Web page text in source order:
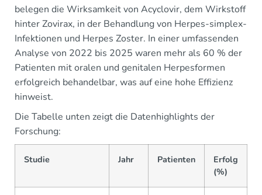
belegen die Wirksamkeit von Acyclovir, dem Wirkstoff
hinter Zovirax, in der Behandlung von Herpes-simplex-
Infektionen und Herpes Zoster. In einer umfassenden
Analyse von 2022 bis 2025 waren mehr als 60 % der
Patienten mit oralen und genitalen Herpesformen
erfolgreich behandelbar, was auf eine hohe Effizienz
hinweist.
Die Tabelle unten zeigt die Datenhighlights der
Forschung:
Studie Jahr Patienten
Erfolg
(%)